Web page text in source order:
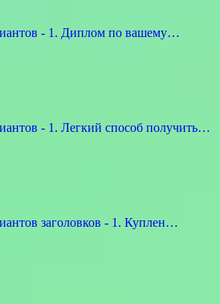
- 1. Диплом по вашему…
- 1. Легкий способ получить…
заголовков - 1. Куплен…